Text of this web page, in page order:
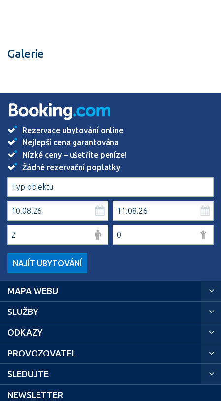
Galerie
Rezervace ubytování online
Nejlepší cena garantována
Nízké ceny – ušetříte peníze!
Žádné rezervační poplatky
NAJÍT UBYTOVÁNÍ
MAPA WEBU
SLUŽBY
ODKAZY
PROVOZOVATEL
SLEDUJTE
NEWSLETTER